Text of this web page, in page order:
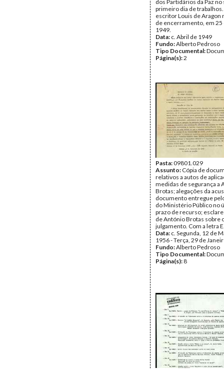
dos Partidários da Paz no
primeiro dia de trabalhos.
escritor Louis de Aragon
de encerramento, em 25
1949.
Data: c. Abril de 1949
Fundo:Alberto Pedroso
Tipo Documental:
Página(s):2
Pasta:09801.029
Assunto: Cópia de
relativos a autos de
medidas de segurança a
Brotas; alegações da
documento entregue
do Ministério Público no
prazo de recurso;
de António Brotas sobre
julgamento. Com a letra
Data: c. Segunda, 12 de
1956 - Terça, 29 de
Fundo:Alberto Pedroso
Tipo Documental:
Página(s): 8